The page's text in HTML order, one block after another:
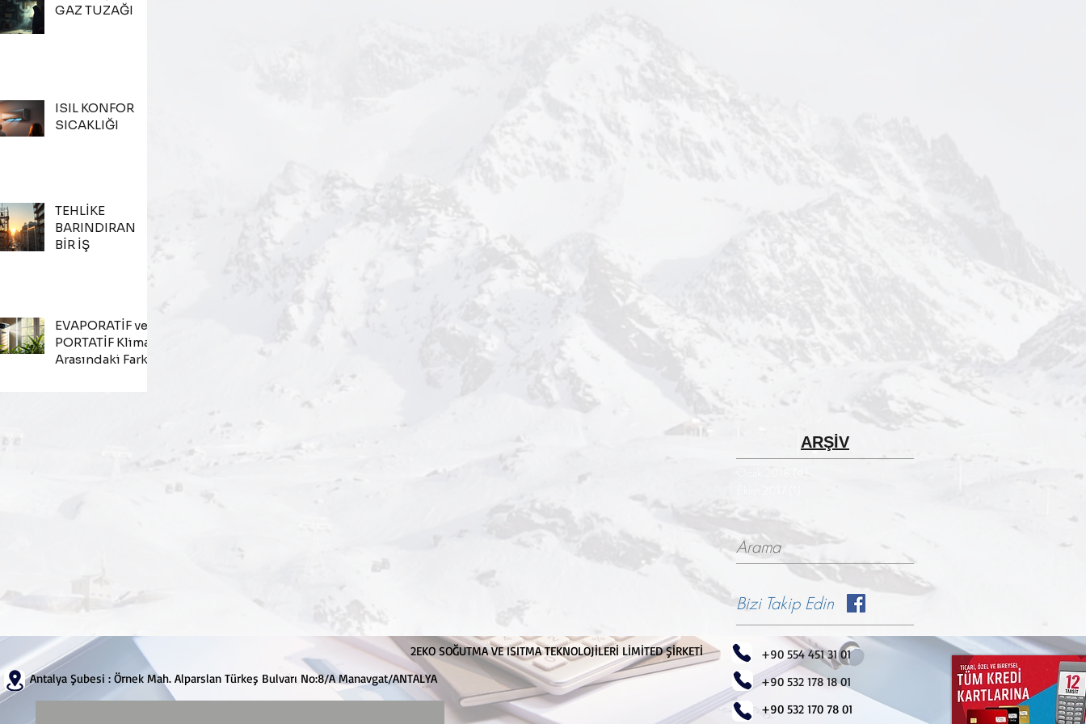
GAZ TUZAĞI
ISIL KONFOR
SICAKLIĞI
TEHLİKE
BARINDIRAN
BİR İŞ
EVAPORATİF ve
PORTATİF Klima
Arasındaki Fark
ARŞİV
Arama
Bizi Takip Edin
2EKO SOĞUTMA VE ISITMA TEKNOLOJİLERİ LİMİTED ŞİRKETİ
+90 554 451 31 01
Antalya Şubesi : Örnek Mah. Alparslan Türkeş Bulvarı No:8/A Manavgat/ANTALYA
+90 532 178 18 01
+90 532 170 78 01